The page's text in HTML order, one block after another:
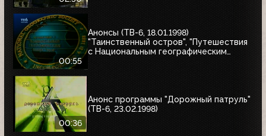
00:55
Анонсы (ТВ-6, 18.01.1998)
"Таинственный остров", "Путешествия
с Национальным географическим
00:36
Анонс программы "Дорожный патруль"
(ТВ-6, 23.02.1998)